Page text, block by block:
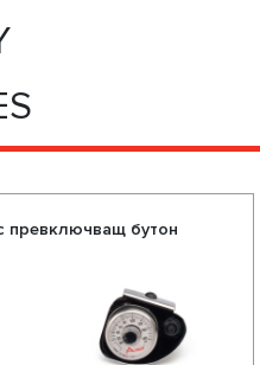
превключващ бутон